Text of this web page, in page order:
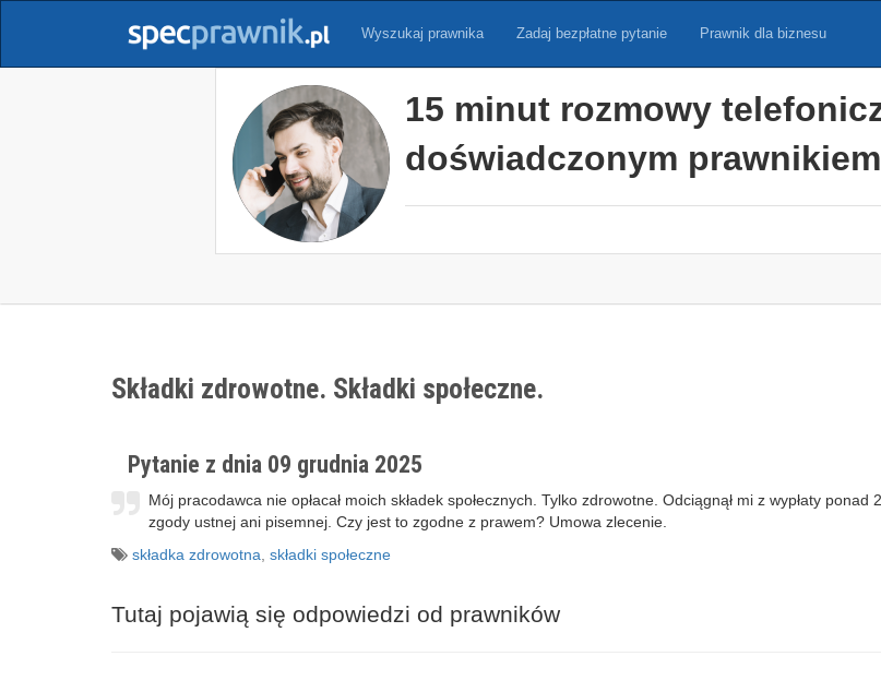
Wyszukaj prawnika Zadaj bezpłatne pytanie Prawnik dla biznesu
15 minut rozmowy
doświadczonym prawnikiem
Składki zdrowotne. Składki społeczne.
Pytanie z dnia 09 grudnia 2025
Mój pracodawca nie opłacał moich składek społecznych. Tylko zdrowotne. Odciągnął mi z wypłaty
zgody ustnej ani pisemnej. Czy jest to zgodne z prawem? Umowa zlecenie.
składka zdrowotna składki społeczne
Tutaj pojawią się odpowiedzi od prawników